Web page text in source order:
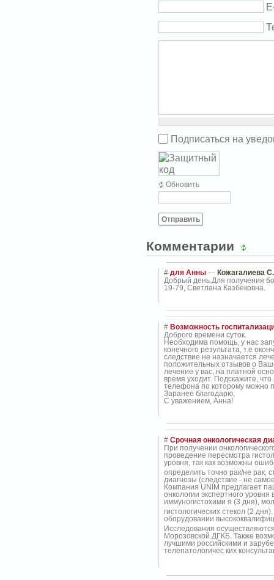
Подписаться на
Обновить
Отправить
Комментарии
# для Анны — Кожагалиева
Добрый день.Для получения
19-79, Светлана Казбековна.
# Возможность
Доброго времени суток.
Необходима помощь, у нас
конечного результата, т.е
следствие не назначается
положительных отзывов о
лечение у вас, на платной
время уходит. Подскажите,
телефона по которому можно
Заранее благодарю,
С уважением, Анна!
# Срочная онкологическая
При получении
проведение пересмотра
уровня, так как возможны
определить точно рак/не рак,
диагнозы (следствие - не
Компания UNIM предлагает
онкологии экспертного
иммуногистохими я (3 дня),
гистологических стекол (2
оборудовании
Исследования
Морозовской ДГКБ. Также
лучшими российскими и
телепатологичес ких